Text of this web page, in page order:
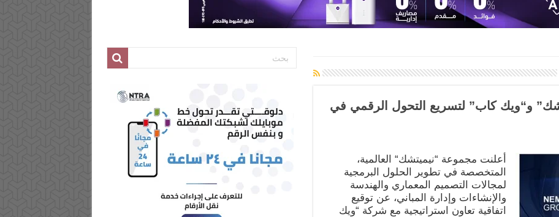
و“ويك كاب” لتسريع التحول الرقمي في
أعلنت مجموعة “نيميتشك“ العالمية،
المتخصصة في تطوير الحلول البرمجية
لمجالات التصميم المعماري والهندسة
والإنشاءات وإدارة المباني، عن توقيع
اتفاقية تعاون استراتيجية مع شركة “ويك